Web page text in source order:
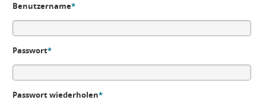
Benutzername*
Passwort*
Passwort wiederholen*